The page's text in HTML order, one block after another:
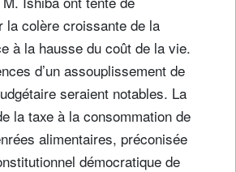
la colère croissante de la
à la hausse du coût de la vie.
d’un assouplissement de
seraient notables. La
la taxe à la consommation de
alimentaires, préconisée
démocratique de